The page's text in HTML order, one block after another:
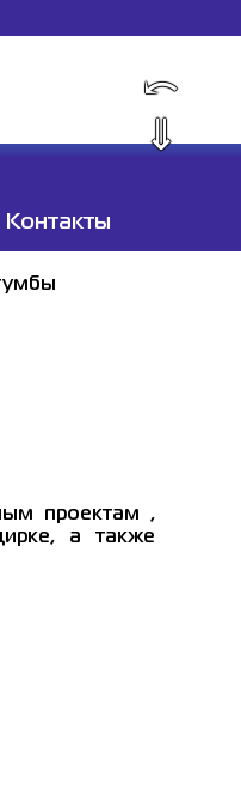
⇓
⤺
Контакты
проектам ,
а также